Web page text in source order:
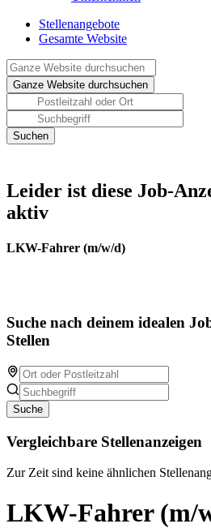
Stellenangebote
Gesamte Website
Leider ist diese Job-
aktiv
LKW-Fahrer (m/w/d)
Suche nach deinem idealen
Stellen
Suche
Vergleichbare Stellenanzeigen
Zur Zeit sind keine ähnlichen
LKW-Fahrer (m/